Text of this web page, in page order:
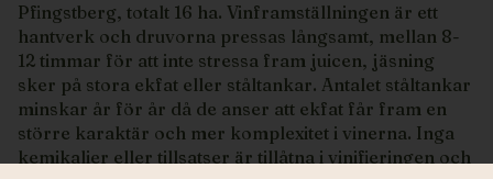
Pfingstberg, totalt 16 ha. Vinframställningen är ett
hantverk och druvorna pressas långsamt, mellan 8-
12 timmar för att inte stressa fram juicen, jäsning
sker på stora ekfat eller ståltankar. Antalet ståltankar
minskar år för år då de anser att ekfat får fram en
större karaktär och mer komplexitet i vinerna. Inga
kemikalier eller tillsatser är tillåtna i vinifieringen och